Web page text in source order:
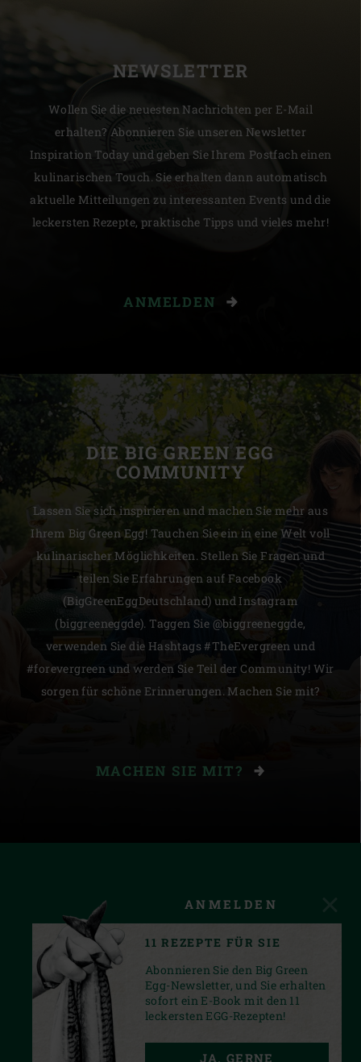
NEWSLETTER
Wollen Sie die neuesten Nachrichten per E-Mail
erhalten? Abonnieren Sie unseren Newsletter
Inspiration Today und geben Sie Ihrem Postfach einen
kulinarischen Touch. Sie erhalten dann automatisch
aktuelle Mitteilungen zu interessanten Events und die
leckersten Rezepte, praktische Tipps und vieles mehr!
ANMELDEN
DIE BIG GREEN EGG
COMMUNITY
Lassen Sie sich inspirieren und machen Sie mehr aus
Ihrem Big Green Egg! Tauchen Sie ein in eine Welt voll
kulinarischer Möglichkeiten. Stellen Sie Fragen und
teilen Sie Erfahrungen auf Facebook
(BigGreenEggDeutschland) und Instagram
(biggreeneggde). Taggen Sie @biggreeneggde,
verwenden Sie die Hashtags #TheEvergreen und
#forevergreen und werden Sie Teil der Community! Wir
sorgen für schöne Erinnerungen. Machen Sie mit?
MACHEN SIE MIT?
ANMELDEN
11 REZEPTE FÜR SIE
Abonnieren Sie den Big Green
Egg-Newsletter, und Sie erhalten
sofort ein E-Book mit den 11
leckersten EGG-Rezepten!
JA, GERNE